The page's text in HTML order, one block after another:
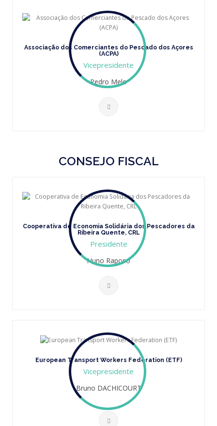
Associação dos Comerciantes do Pescado dos Açores
(ACPA)
Vicepresidente
Pedro Melo
CONSEJO FISCAL
Cooperativa de Economia Solidária dos Pescadores da
Ribeira Quente, CRL
Presidente
Nuno Raposo
European Transport Workers Federation (ETF)
Vicepresidente
Bruno DACHICOURT